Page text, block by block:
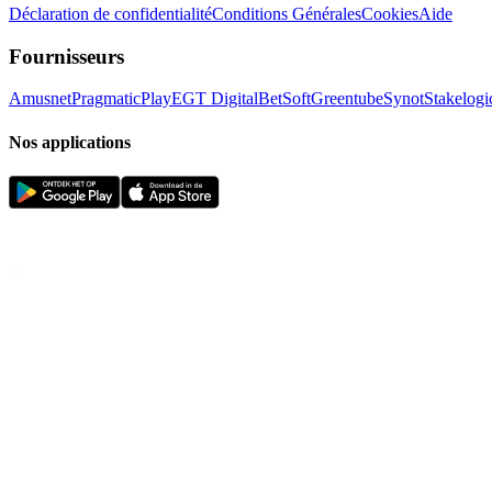
Déclaration de confidentialitéConditions GénéralesCookiesAide
Fournisseurs
AmusnetPragmaticPlayEGT DigitalBetSoftGreentubeSynot
Nos applications